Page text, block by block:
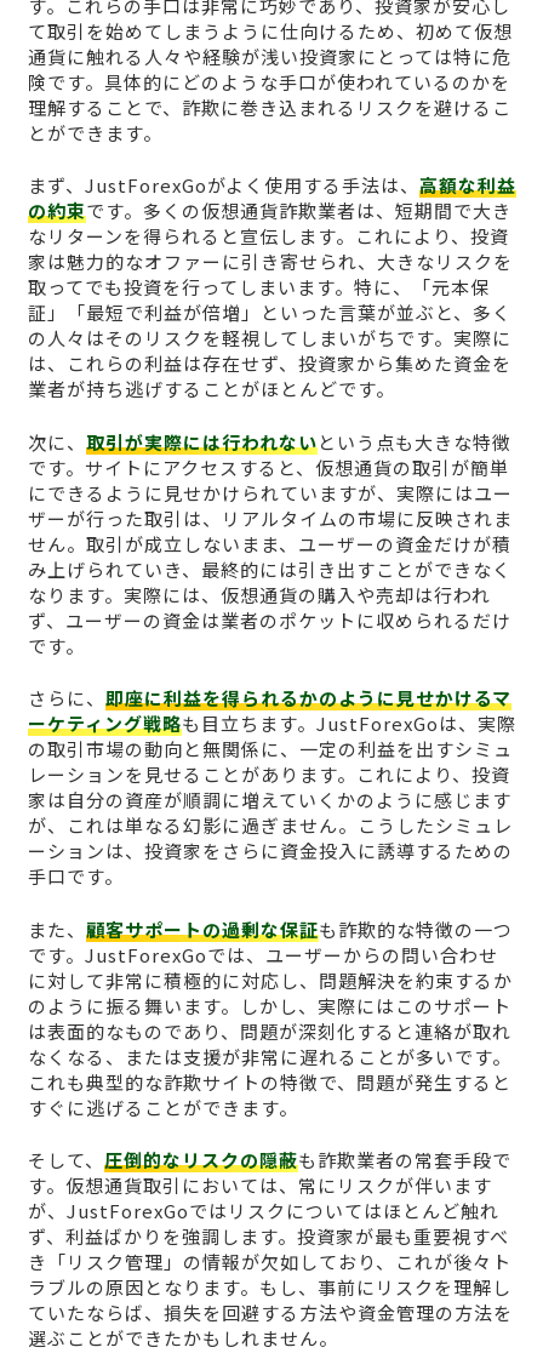
す。これらの手口は非常に巧妙であり、投資家が安心し
て取引を始めてしまうように仕向けるため、初めて仮想
通貨に触れる人々や経験が浅い投資家にとっては特に危
険です。具体的にどのような手口が使われているのかを
理解することで、詐欺に巻き込まれるリスクを避けるこ
とができます。
まず、JustForexGoがよく使用する手法は、 高額な利益
の約束です。多くの仮想通貨詐欺業者は、短期間で大き
なリターンを得られると宣伝します。これにより、投資
家は魅力的なオファーに引き寄せられ、大きなリスクを
取ってでも投資を行ってしまいます。特に、「元本保
証」「最短で利益が倍増」といった言葉が並ぶと、多く
の人々はそのリスクを軽視してしまいがちです。実際に
は、これらの利益は存在せず、投資家から集めた資金を
業者が持ち逃げすることがほとんどです。
次に、 取引が実際には行われないという点も大きな特徴
です。サイトにアクセスすると、仮想通貨の取引が簡単
にできるように見せかけられていますが、実際にはユー
ザーが行った取引は、リアルタイムの市場に反映されま
せん。取引が成立しないまま、ユーザーの資金だけが積
み上げられていき、最終的には引き出すことができなく
なります。実際には、仮想通貨の購入や売却は行われ
ず、ユーザーの資金は業者のポケットに収められるだけ
です。
さらに、 即座に利益を得られるかのように見せかけるマ
ーケティング戦略も目立ちます。JustForexGoは、実際
の取引市場の動向と無関係に、一定の利益を出すシミュ
レーションを見せることがあります。これにより、投資
家は自分の資産が順調に増えていくかのように感じます
が、これは単なる幻影に過ぎません。こうしたシミュレ
ーションは、投資家をさらに資金投入に誘導するための
手口です。
また、 顧客サポートの過剰な保証も詐欺的な特徴の一つ
です。JustForexGoでは、ユーザーからの問い合わせ
に対して非常に積極的に対応し、問題解決を約束するか
のように振る舞います。しかし、実際にはこのサポート
は表面的なものであり、問題が深刻化すると連絡が取れ
なくなる、または支援が非常に遅れることが多いです。
これも典型的な詐欺サイトの特徴で、問題が発生すると
すぐに逃げることができます。
そして、 圧倒的なリスクの隠蔽も詐欺業者の常套手段で
す。仮想通貨取引においては、常にリスクが伴います
が、JustForexGoではリスクについてはほとんど触れ
ず、利益ばかりを強調します。投資家が最も重要視すべ
き「リスク管理」の情報が欠如しており、これが後々ト
ラブルの原因となります。もし、事前にリスクを理解し
ていたならば、損失を回避する方法や資金管理の方法を
選ぶことができたかもしれません。